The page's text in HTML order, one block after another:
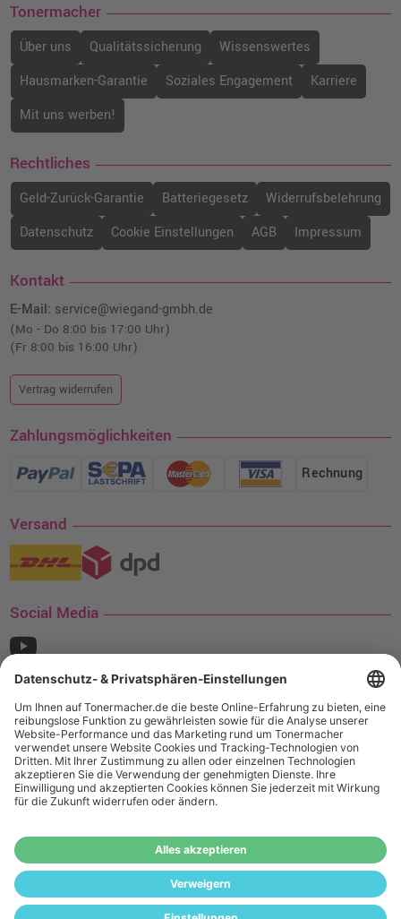
Tonermacher
Über uns Qualitätssicherung
Wissenswertes
Hausmarken-Garantie
Soziales Engagement
Karriere
Mit uns werben!
Rechtliches
Geld-Zurück-Garantie Batteriegesetz
Widerrufsbelehrung
Datenschutz
Cookie Einstellungen AGB Impressum
Kontakt
E-Mail: service@wiegand-gmbh.de
(Mo - Do 8:00 bis 17:00 Uhr)
(Fr 8:00 bis 16:00 Uhr)
Vertrag widerrufen
Zahlungsmöglichkeiten
Rechnung
Versand
Social Media
¹ Nur gültig für den Versand innerhalb Deutschlands. Befindet sich ein Warenwert
von mindestens 35€ (inkl. Mwst.) an Ampertec Artikeln in Ihrem Warenkorb, ist der
Versand für Sie kostenfrei.
Das Angebot von tonermacher.de richtet sich
nicht an Wiederverkäufer. Wenn Sie Wiederverkäufer sind,